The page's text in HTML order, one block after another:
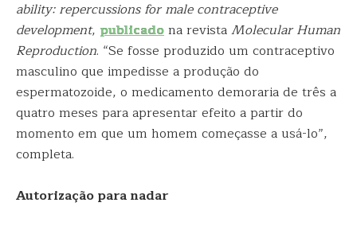
ability: repercussions for male contraceptive
development, publicadona revistaMolecular Human
Reproduction. “Se fosse produzido um contraceptivo
masculino que impedisse a produção do
espermatozoide, o medicamento demoraria de três a
quatro meses para apresentar efeito a partir do
momento em que um homem começasse a usá-lo”,
completa.
Autorização para nadar